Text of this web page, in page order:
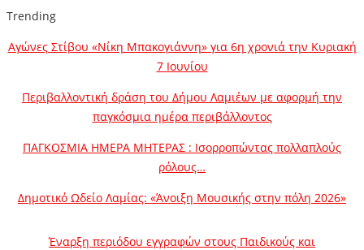
Trending
Αγώνες Στίβου «Νίκη Μπακογιάννη» για 6η χρονιά την Κυριακή
7 Ιουνίου
Περιβαλλοντική δράση του Δήμου Λαμιέων με αφορμή την
παγκόσμια ημέρα περιβάλλοντος
ΠΑΓΚΟΣΜΙΑ ΗΜΕΡΑ ΜΗΤΕΡΑΣ : Ισορροπώντας πολλαπλούς
ρόλους…
Δημοτικό Ωδείο Λαμίας: «Άνοιξη Μουσικής στην πόλη 2026»
Έναρξη περιόδου εγγραφών στους Παιδικούς και